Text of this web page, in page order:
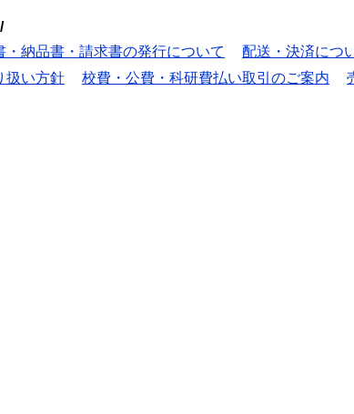
・納品書・請求書の発行について 配送・決済につ
扱い方針 校費・公費・科研費払い取引のご案内